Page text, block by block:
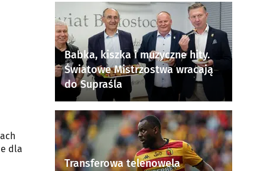
dla
Babka, kiszka i muzyczne hity.
Światowe Mistrzostwa wracają
do Supraśla
Transferowa telenowela